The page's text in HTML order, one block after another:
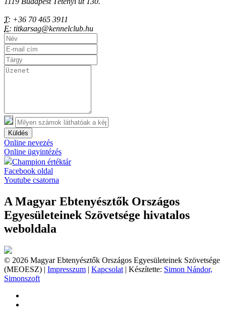
T: +36 70 465 3911
E: titkarsag@kennelclub.hu
Küldés
Online nevezés
Online ügyintézés
Champion értéktár
Facebook oldal
Youtube csatorna
A Magyar Ebtenyésztők Országos
Egyesületeinek Szövetsége hivatalos
weboldala
© 2026 Magyar Ebtenyésztők Országos Egyesületeinek Szövetsége
(MEOESZ) | Impresszum | Kapcsolat | Készítette: Simon Nándor,
Simonszoft